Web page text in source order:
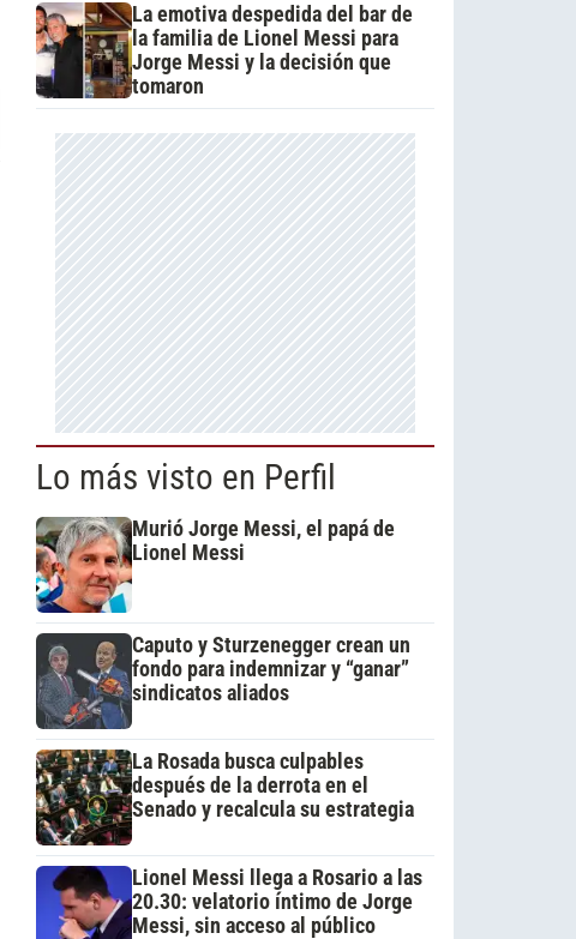
La emotiva despedida del bar de
la familia de Lionel Messi para
Jorge Messi y la decisión que
tomaron
Lo más visto en Perfil
Murió Jorge Messi, el papá de
Lionel Messi
Caputo y Sturzenegger crean un
fondo para indemnizar y “ganar”
sindicatos aliados
La Rosada busca culpables
después de la derrota en el
Senado y recalcula su estrategia
Lionel Messi llega a Rosario a las
20.30: velatorio íntimo de Jorge
Messi, sin acceso al público